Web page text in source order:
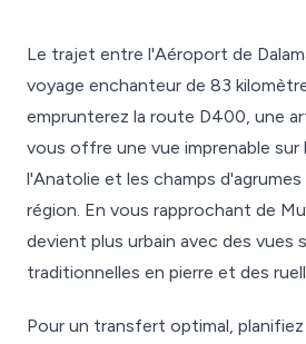
Le trajet entre l'Aéroport de
voyage enchanteur de 83
emprunterez la route D400, une
vous offre une vue imprenable sur
l'Anatolie et les champs
région. En vous rapprochant de
devient plus urbain avec des vues
traditionnelles en pierre et des
Pour un transfert optimal,